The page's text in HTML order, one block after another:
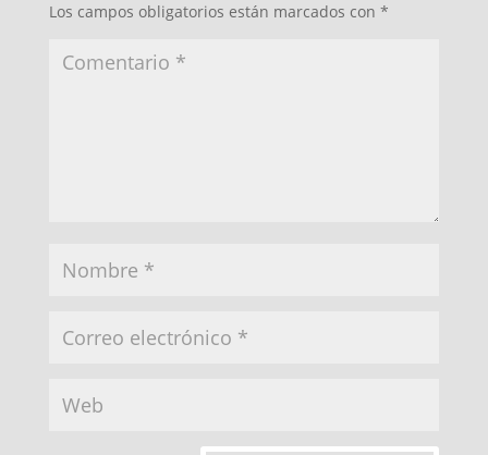
Los campos obligatorios están marcados con *